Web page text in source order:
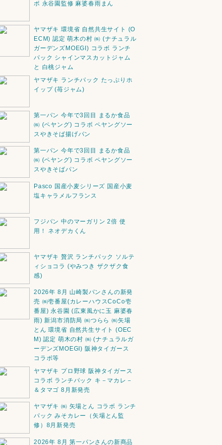
ボ 永谷園監修 麻婆春雨まん
ヤマザキ 環境省 自然共生サイト (O
ECM) 認定 萌木の村 ㈱ (ナチュラル
ガーデンズMOEGI) コラボ ランチ
パック シャインマスカットジャム
と 白桃ジャム
ヤマザキ ランチパック たっぷりホ
イップ (苺ジャム)
第一パン 今年で3回目 まるか食品
㈱ (ペヤング) コラボ ペヤングソー
スやきそば揚げパン
第一パン 今年で3回目 まるか食品
㈱ (ペヤング) コラボ ペヤングソー
スやきそばパン
Pasco 国産小麦シリーズ 国産小麦
塩キャラメルフランス
フジパン 中のマーガリン 2倍 使
用！ ネオデカくん
ヤマザキ 贅沢 ランチパック ソルテ
ィショコラ (やみつき ザクザク食
感)
2026年 8月 山崎製パンさんの新発
売 ㈱壱番屋(カレーハウスCoCo壱
番屋) 永谷園 (広東風かに玉 麻婆春
雨) 新潟市消防局 ㈱つらら ㈱矢場
とん 環境省 自然共生サイト (OEC
M) 認定 萌木の村 ㈱ (ナチュラルガ
ーデンズMOEGI) 阪神タイガース
コラボ等
ヤマザキ プロ野球 阪神タイガース
コラボ ランチパック キ－マカレ－
＆タマゴ 8月新発売
ヤマザキ ㈱ 矢場とん コラボ ランチ
パック みそカレー（矢場とん監
修）8月新発売
2026年 8月 第一パンさんの新商品